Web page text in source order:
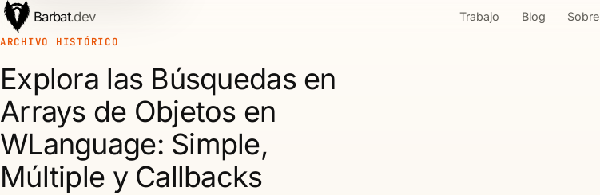
Barbat.dev Trabajo Blog Sobre
ARCHIVO HISTÓRICO
Explora las Búsquedas en
Arrays de Objetos en
WLanguage: Simple,
Múltiple y Callbacks